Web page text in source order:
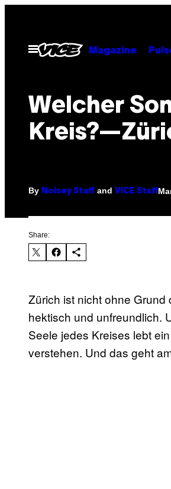
contentOpen
Menu
Magazine
Welcher
By Noisey Staff and VICE Staff
Share:
Zürich ist nicht ohne
hektisch und unfreundlich.
Seele jedes Kreises lebt
verstehen. Und das geht